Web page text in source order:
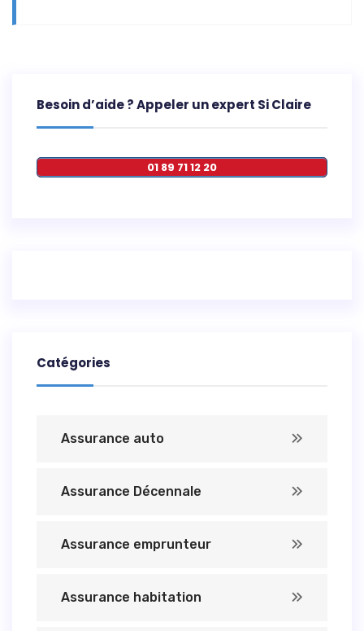
Besoin d’aide ? Appeler un expert Si Claire
01 89 71 12 20
Catégories
Assurance auto
Assurance Décennale
Assurance emprunteur
Assurance habitation